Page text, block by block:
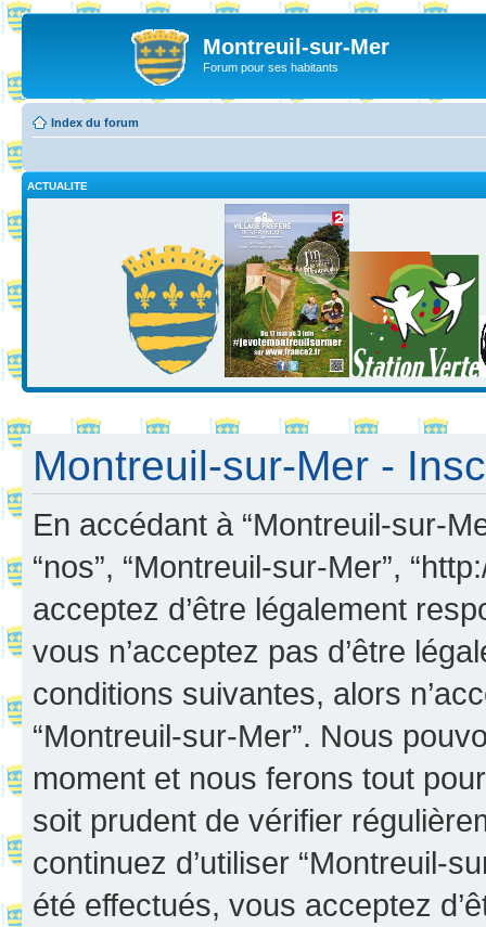
Montreuil-sur-Mer
Forum pour ses habitants
Index du forum
ACTUALITE
Montreuil-sur-Mer -
En accédant à “Montreuil-sur-
“nos”, “Montreuil-sur-Mer”,
acceptez d’être légalement
vous n’acceptez pas d’être
conditions suivantes, alors
“Montreuil-sur-Mer”. Nous
moment et nous ferons tout
soit prudent de vérifier
continuez d’utiliser “Montreuil-
été effectués, vous acceptez